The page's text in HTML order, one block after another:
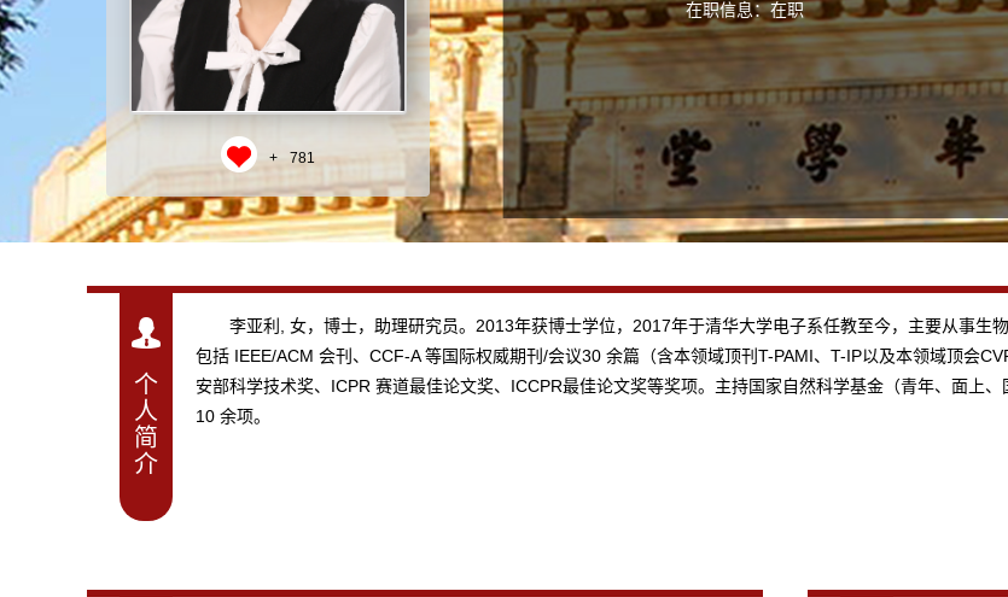
+ 781
在职信息：在职
个
人
简
介
李亚利, 女，博士，助理研究员。2013年获博士学位，2017年于清华大学电子系任教至今，主要从事生
包括 IEEE/ACM 会刊、CCF-A 等国际权威期刊/会议30 余篇（含本领域顶刊T-PAMI、T-IP以及本领域顶会
安部科学技术奖、ICPR 赛道最佳论文奖、ICCPR最佳论文奖等奖项。主持国家自然科学基金（青年、面上
10 余项。